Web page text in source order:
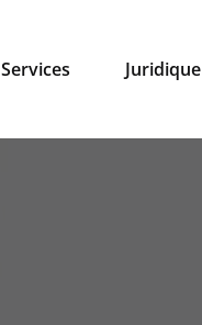
Services Juridique